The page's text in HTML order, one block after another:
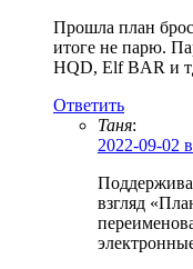
Прошла план
итоге не парю.
HQD, Elf BAR и
Ответить
Таня:
2022-09-02
взгляд